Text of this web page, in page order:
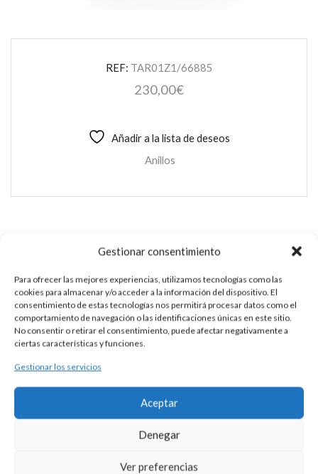
Gestionar consentimiento
Para ofrecer las mejores experiencias, utilizamos tecnologías como las
cookies para almacenar y/o acceder a la información del dispositivo. El
consentimiento de estas tecnologías nos permitirá procesar datos como el
comportamiento de navegación o las identificaciones únicas en este sitio.
No consentir o retirar el consentimiento, puede afectar negativamente a
ciertas características y funciones.
Gestionar los servicios
Aceptar
Denegar
Ver preferencias
REF: TAR01Z1/66885
230,00€
Añadir a la lista de deseos
Anillos
SORTIJA PLATA DORADA Y PIEDRAS
nuestros talleres de Madrid, España. Es por ello por lo que sus
características y precio pueden variar de una pieza a otra.
Para cualquier consulta contacte con nosotros.
DESCRIPCIÓN
Sortija de plata 925 con baño de oro rosa con 4 filas de